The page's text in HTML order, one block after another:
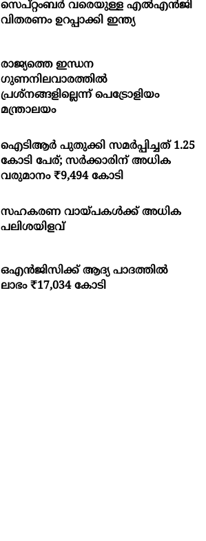
സെപ്റ്റംബർ വരെയുള്ള എൽഎൻജി
വിതരണം ഉറപ്പാക്കി ഇന്ത്യ
രാജ്യത്തെ ഇന്ധന
ഗുണനിലവാരത്തില്‍
പ്രശ്‌നങ്ങളില്ലെന്ന് പെട്രോളിയം
മന്ത്രാലയം
ഐടിആര്‍ പുതുക്കി സമർപ്പിച്ചത് 1.25
കോടി പേര്; സർക്കാരിന് അധിക
വരുമാനം ₹9,494 കോടി
സഹകരണ വായ്പകള്‍ക്ക് അധിക
പലിശയിളവ്
ഒഎന്‍ജിസിക്ക് ആദ്യ പാദത്തില്‍
ലാഭം ₹17,034 കോടി